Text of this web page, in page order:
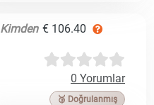
Kimden € 106.40
0 Yorumlar
🥉 Doğrulanmış